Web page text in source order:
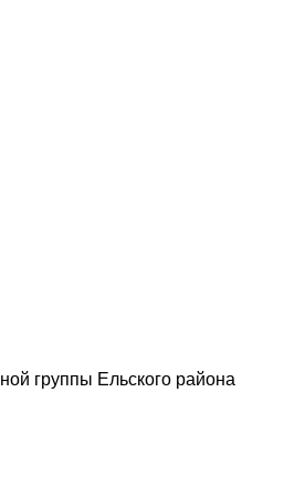
группы Ельского района